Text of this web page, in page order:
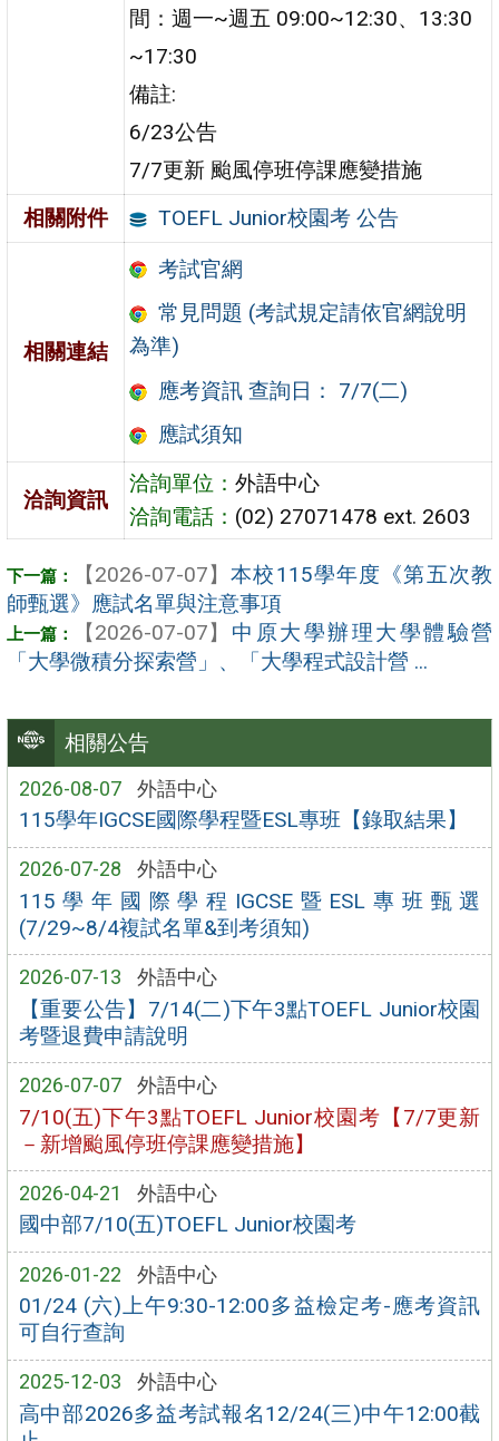
相關公告
2026-08-07 外語中心
115學年IGCSE國際學程暨ESL專班【錄取結果】
2026-07-28 外語中心
115學年國際學程IGCSE暨ESL專班甄選
(7/29~8/4複試名單&到考須知)
2026-07-13 外語中心
【重要公告】7/14(二)下午3點TOEFL Junior校園
考暨退費申請說明
2026-07-07 外語中心
7/10(五)下午3點TOEFL Junior校園考【7/7更新
－新增颱風停班停課應變措施】
2026-04-21 外語中心
國中部7/10(五)TOEFL Junior校園考
2026-01-22 外語中心
01/24 (六)上午9:30-12:00多益檢定考-應考資訊
可自行查詢
2025-12-03 外語中心
高中部2026多益考試報名12/24(三)中午12:00截
間：週一~週五 09:00~12:30、13:30
~17:30
備註:
6/23公告
7/7更新 颱風停班停課應變措施
相關附件
TOEFL Junior校園考 公告
相關連結
考試官網
常見問題 (考試規定請依官網說明
為準)
應考資訊 查詢日： 7/7(二)
應試須知
洽詢資訊
洽詢單位：外語中心
洽詢電話： (02) 27071478 ext. 2603
【2026-07-07】 本校115學年度《第五次教
師甄選》應試名單與注意事項
【2026-07-07】
中原大學辦理大學體驗營
「大學微積分探索營」、「大學程式設計營 ...